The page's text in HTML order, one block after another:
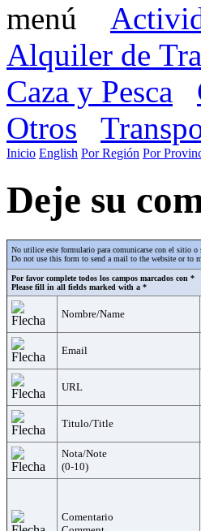
Alquiler de
Caza y Pesca
Otros
Inicio English Por Región Por
Deje su
No utilice este formulario para comunicarse con el sitio
Do not use this form to send a mail to the website or to
Por favor complete todos los campos marcados con *
Please fill in all fields marked with a *
Nombre/Name
Email
URL
Titulo/Title
Nota/Note
(0-10)
Comentario